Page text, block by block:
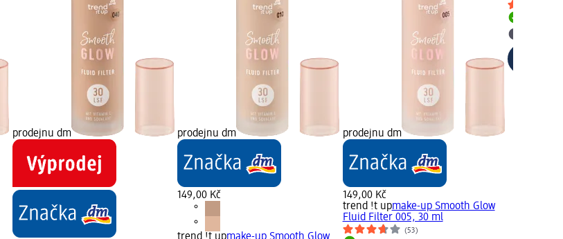
prodejnu dm prodejnu dm
149,00 Kč
prodejnu dm
149,00 Kč
trend !t upmake-up Smooth Glow
Fluid Filter 005, 30 ml
(53)